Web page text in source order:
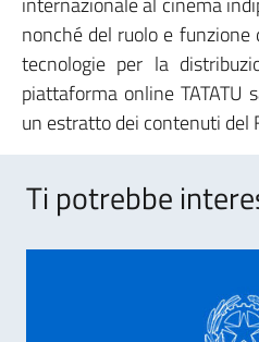
nonché del ruolo e
tecnologie per la
piattaforma online TATATU
un estratto dei contenuti del
Ti potrebbe